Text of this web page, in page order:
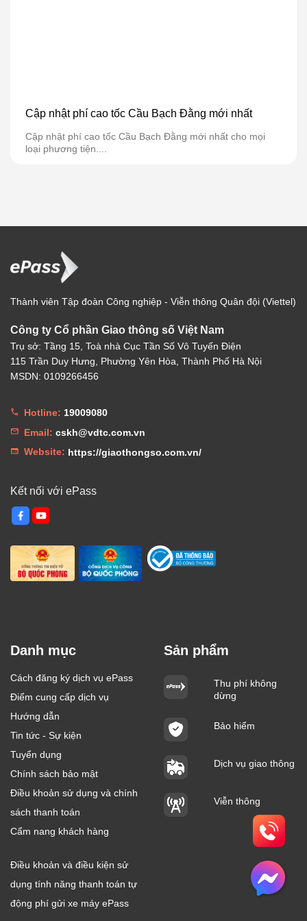
Cập nhật phí cao tốc Cầu Bạch Đằng mới nhất
Cập nhật phí cao tốc Cầu Bạch Đằng mới nhất cho mọi
loại phương tiện....
Thành viên Tập đoàn Công nghiệp - Viễn thông Quân đội (Viettel)
Công ty Cổ phần Giao thông số Việt Nam
Trụ sở: Tầng 15, Toà nhà Cục Tần Số Vô Tuyến Điện
115 Trần Duy Hưng, Phường Yên Hòa, Thành Phố Hà Nội
MSDN: 0109266456
Hotline: 19009080
Email: cskh@vdtc.com.vn
Website: https://giaothongso.com.vn/
Kết nối với ePass
Danh mục
Cách đăng ký dịch vụ ePass
Điểm cung cấp dịch vụ
Hướng dẫn
Tin tức - Sự kiện
Tuyển dụng
Chính sách bảo mật
Điều khoản sử dụng và chính
sách thanh toán
Cẩm nang khách hàng
Điều khoản và điều kiện sử
dụng tính năng thanh toán tự
động phí gửi xe máy ePass
Sản phẩm
Thu phí không
dừng
Bảo hiểm
Dịch vụ giao thông
Viễn thông